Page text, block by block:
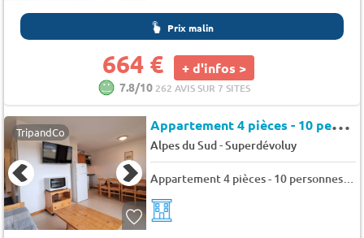
Prix malin
664 € + d'infos >
7.8/10 262 AVIS SUR 7 SITES
TripandCo A
ppartement 4 pièces - 10 personnes - SuperDevoluy - Chalets superd eglantier
Alpes du Sud-Superdévoluy
Appartement 4 pièces - 10 personnes - SuperDevoluy - Chalets superd eglantier